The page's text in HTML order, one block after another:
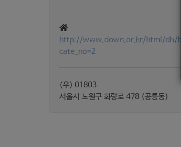
http://www.down.or.kr/html/dh/
cate_no=2
(우) 01803
서울시 노원구 화랑로 478 (공릉동)